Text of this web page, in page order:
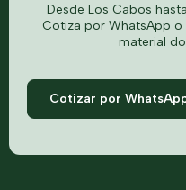
Desde Los Cabos
Cotiza por WhatsApp
material
Cotizar por